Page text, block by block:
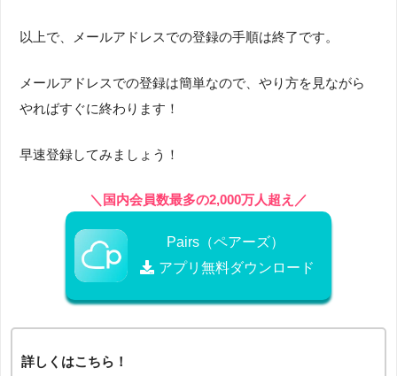
以上で、メールアドレスでの登録の手順は終了です。
メールアドレスでの登録は簡単なので、やり方を見ながら
やればすぐに終わります！
早速登録してみましょう！
＼国内会員数最多の2,000万人超え／
Pairs（ペアーズ）
アプリ無料ダウンロード
詳しくはこちら！